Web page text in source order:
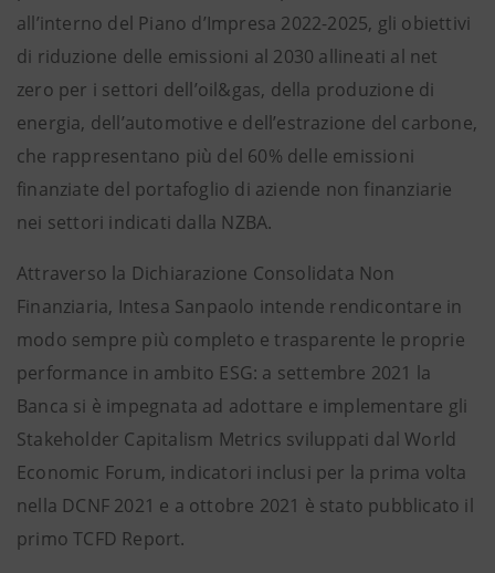
all’interno del Piano d’Impresa 2022-2025, gli obiettivi
di riduzione delle emissioni al 2030 allineati al net
zero per i settori dell’oil&gas, della produzione di
energia, dell’automotive e dell’estrazione del carbone,
che rappresentano più del 60% delle emissioni
finanziate del portafoglio di aziende non finanziarie
nei settori indicati dalla NZBA.
Attraverso la Dichiarazione Consolidata Non
Finanziaria, Intesa Sanpaolo intende rendicontare in
modo sempre più completo e trasparente le proprie
performance in ambito ESG: a settembre 2021 la
Banca si è impegnata ad adottare e implementare gli
Stakeholder Capitalism Metrics sviluppati dal World
Economic Forum, indicatori inclusi per la prima volta
nella DCNF 2021 e a ottobre 2021 è stato pubblicato il
primo TCFD Report.